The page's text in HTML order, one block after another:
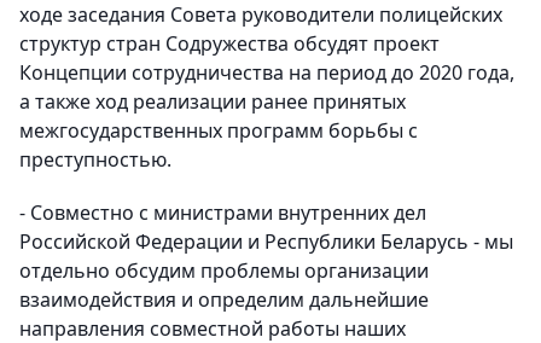
ходе заседания Совета руководители полицейских
структур стран Содружества обсудят проект
Концепции сотрудничества на период до 2020 года,
а также ход реализации ранее принятых
межгосударственных программ борьбы с
преступностью.
- Совместно с министрами внутренних дел
Российской Федерации и Республики Беларусь - мы
отдельно обсудим проблемы организации
взаимодействия и определим дальнейшие
направления совместной работы наших